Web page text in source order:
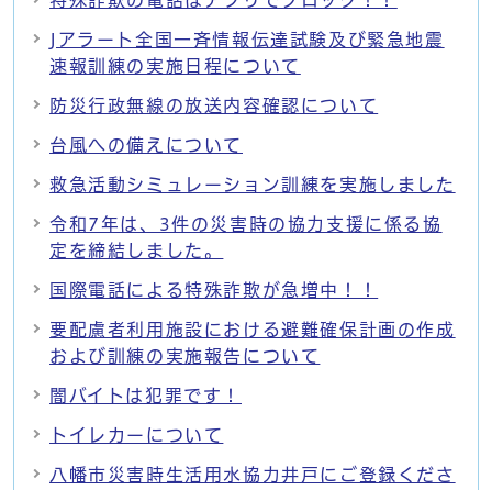
Jアラート全国一斉情報伝達試験及び緊急地震
速報訓練の実施日程について
防災行政無線の放送内容確認について
台風への備えについて
救急活動シミュレーション訓練を実施しました
令和7年は、3件の災害時の協力支援に係る協
定を締結しました。
国際電話による特殊詐欺が急増中！！
要配慮者利用施設における避難確保計画の作成
および訓練の実施報告について
闇バイトは犯罪です！
トイレカーについて
八幡市災害時生活用水協力井戸にご登録くださ